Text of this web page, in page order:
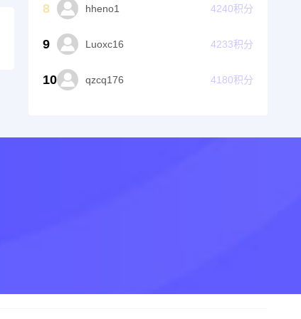
8 hheno1 4240积分
9 Luoxc16 4233积分
10 qzcq176 4180积分